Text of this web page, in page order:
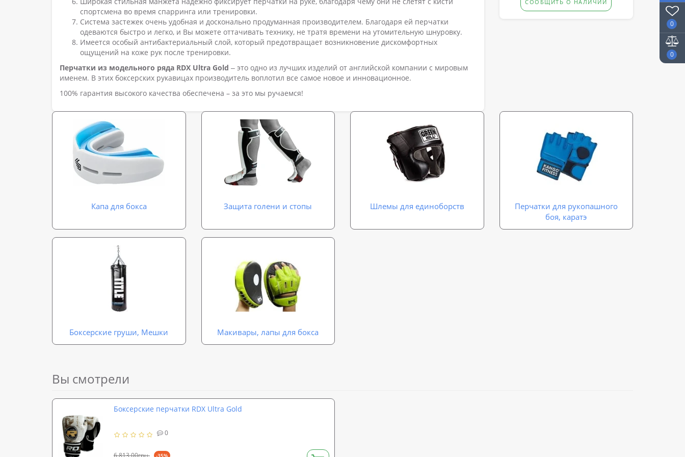
0
0
спортсмена во время спарринга или тренировки.
Система застежек очень удобная и досконально продуманная производителем. Благодаря ей перчатки
одеваются быстро и легко, и Вы можете оттачивать технику, не тратя времени на утомительную шнуровку.
Имеется особый антибактериальный слой, который предотвращает возникновение дискомфортных
ощущений на коже рук после тренировки.
Перчатки из модельного ряда RDX Ultra Gold ‒ это одно из лучших изделий от английской компании с мировым
именем. В этих боксерских рукавицах производитель воплотил все самое новое и инновационное.
100% гарантия высокого качества обеспечена – за это мы ручаемся!
СООБЩИТЬ О НАЛИЧИИ
Капа для бокса Защита голени и стопы Шлемы для единоборств
Перчатки для рукопашного
боя, каратэ
Боксерские груши, Мешки Макивары, лапы для бокса
Вы смотрели
Боксерские перчатки RDX Ultra Gold
0
6 813,00грн. -35%